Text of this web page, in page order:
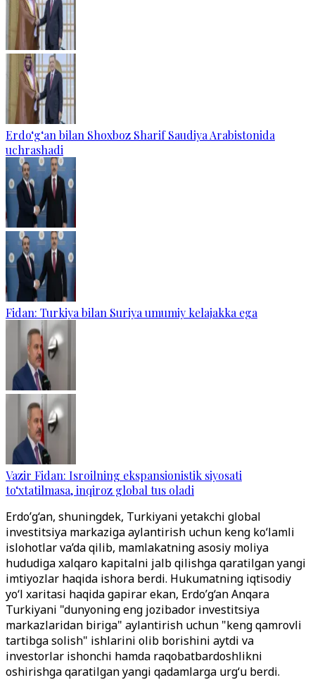
Erdo‘g‘an bilan Shoxboz Sharif Saudiya Arabistonida
uchrashadi
Fidan: Turkiya bilan Suriya umumiy kelajakka ega
Vazir Fidan: Isroilning ekspansionistik siyosati
to‘xtatilmasa, inqiroz global tus oladi
Erdo’g‘an, shuningdek, Turkiyani yetakchi global
investitsiya markaziga aylantirish uchun keng ko‘lamli
islohotlar va’da qilib, mamlakatning asosiy moliya
hududiga xalqaro kapitalni jalb qilishga qaratilgan yangi
imtiyozlar haqida ishora berdi. Hukumatning iqtisodiy
yo‘l xaritasi haqida gapirar ekan, Erdo’g‘an Anqara
Turkiyani "dunyoning eng jozibador investitsiya
markazlaridan biriga" aylantirish uchun "keng qamrovli
tartibga solish" ishlarini olib borishini aytdi va
investorlar ishonchi hamda raqobatbardoshlikni
oshirishga qaratilgan yangi qadamlarga urg‘u berdi.